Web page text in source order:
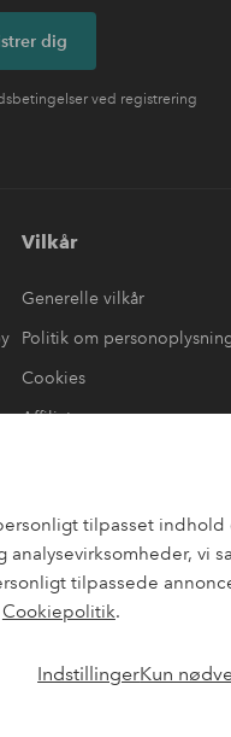
tilpasset
vi
tilpassede
Cookiepolitik.
Kun
Indstillinger
dig
ved registrering
Vilkår
Generelle vilkår
Politik om
Cookies
Affiliate
InstagramFacebook